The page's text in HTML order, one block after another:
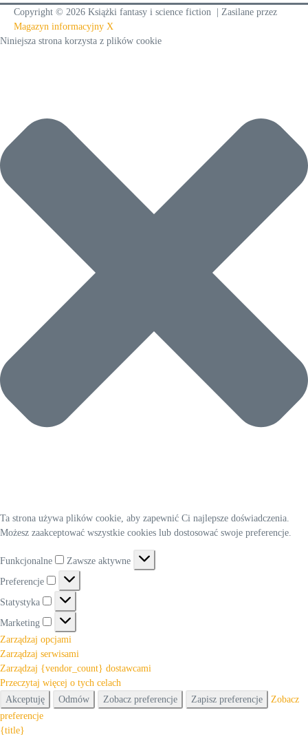
Copyright © 2026 Książki fantasy i science fiction | Zasilane przez
Magazyn informacyjny X
Niniejsza strona korzysta z plików cookie
Ta strona używa plików cookie, aby zapewnić Ci najlepsze doświadczenia.
Możesz zaakceptować wszystkie cookies lub dostosować swoje preferencje.
Funkcjonalne Funkcjonalne
Zawsze aktywne
Preferencje
Preferencje
Statystyka Statystyka
Marketing Marketing
Zarządzaj opcjami
Zarządzaj serwisami
Zarządzaj {vendor_count} dostawcami
Przeczytaj więcej o tych celach
Akceptuję
Odmów Zobacz preferencje Zapisz preferencje
Zobacz
preferencje
{title}